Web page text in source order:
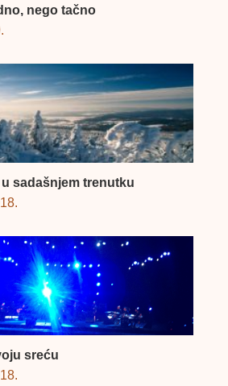
nego tačno
sadašnjem trenutku
sreću